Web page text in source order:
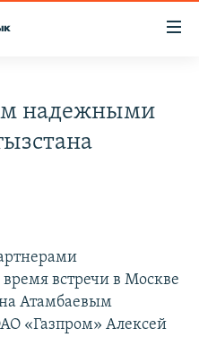
надежными
встречи в Москве
Атамбаевым
«Газпром» Алексей